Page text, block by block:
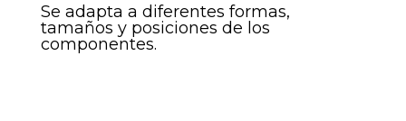
Se adapta a diferentes formas,
tamaños y posiciones de los
componentes.